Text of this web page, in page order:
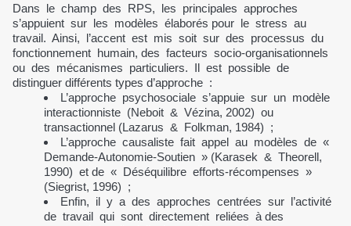
Dans le champ des RPS, les principales approches
s’appuient sur les modèles élaborés pour le stress au
travail. Ainsi, l’accent est mis soit sur des processus du
fonctionnement humain, des facteurs socio-organisationnels
ou des mécanismes particuliers. Il est possible de
distinguer différents types d’approche :
L’approche psychosociale s’appuie sur un modèle
interactionniste (Neboit & Vézina, 2002) ou
transactionnel (Lazarus & Folkman, 1984) ;
L’approche causaliste fait appel au modèles de «
Demande-Autonomie-Soutien » (Karasek & Theorell,
1990) et de « Déséquilibre efforts-récompenses »
(Siegrist, 1996) ;
Enfin, il y a des approches centrées sur l’activité
de travail qui sont directement reliées à des